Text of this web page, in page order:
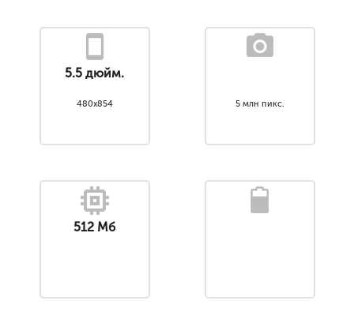
5.5 дюйм.
480x854 5 млн пикс.
512 Мб